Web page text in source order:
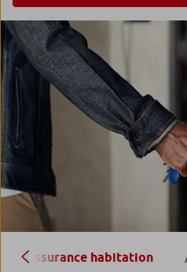
Assurance habitation